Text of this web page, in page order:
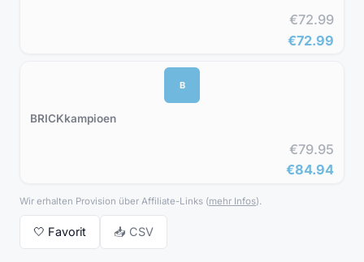
€72.99
€72.99
B
BRICKkampioen
€79.95
€84.94
Wir erhalten Provision über Affiliate-Links (mehr Infos).
🤍 Favorit 📥 CSV